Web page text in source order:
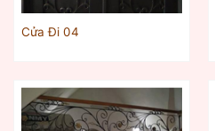
Cửa Đi 04